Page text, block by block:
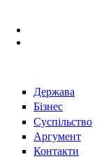
Держава
Бізнес
Суспільство
Аргумент
Контакти